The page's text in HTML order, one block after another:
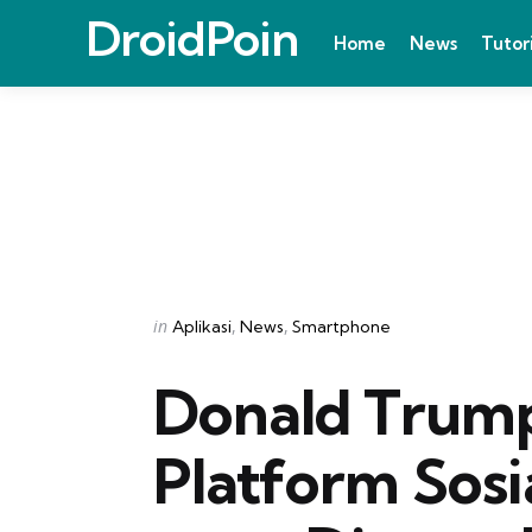
DroidPoin Home News
Categories
Posted
in Aplikasi News Smartphone
Donald
Platform